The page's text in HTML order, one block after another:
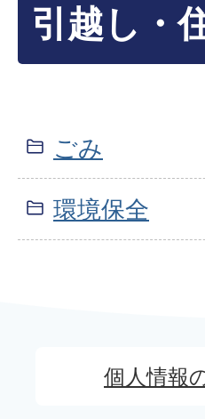
引越し・
ごみ
環境保全
個人情報